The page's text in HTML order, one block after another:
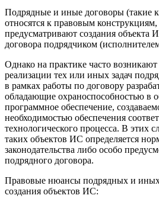
Подрядные и иные договоры
относятся к правовым
предусматривают создания объекта
договора подрядчиком
Однако на практике часто
реализации тех или иных задач
в рамках работы по договору
обладающие охраноспособностью в
программное обеспечение,
необходимостью обеспечения
технологического процесса. В этих
таких объектов ИС определяется
законодательства либо особо
подрядного договора.
Правовые нюансы подрядных и
создания объектов ИС: